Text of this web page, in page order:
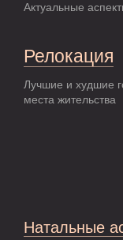
Актуальные
Релокация
Лучшие и худшие
места жительства
Натальные